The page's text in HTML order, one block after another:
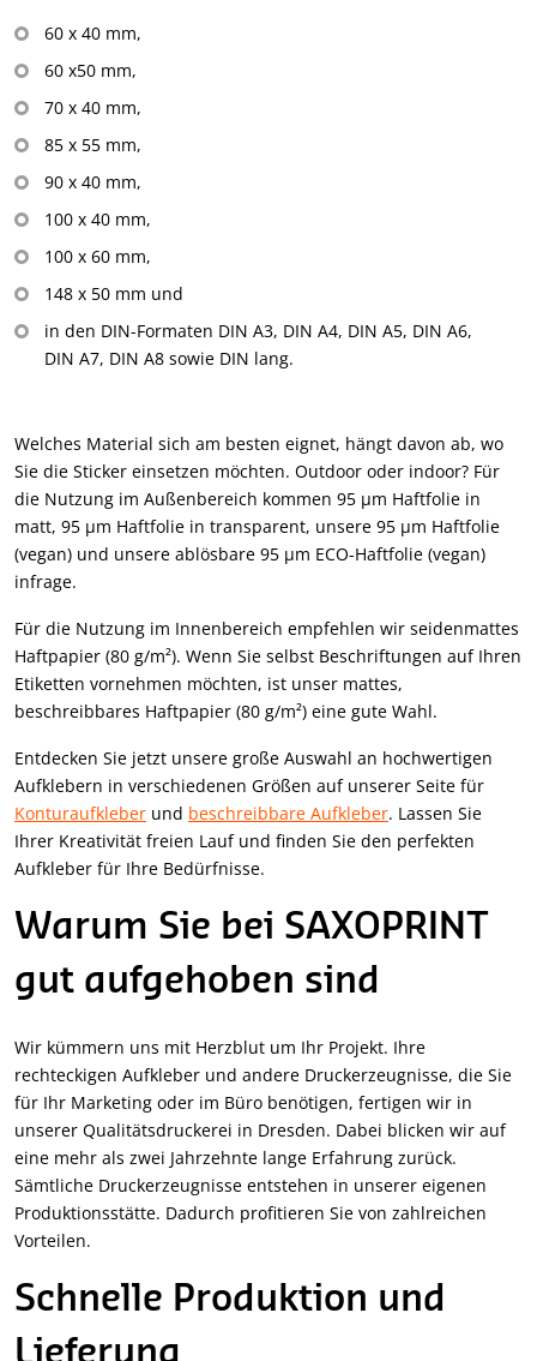
60 x 40 mm,
60 x50 mm,
70 x 40 mm,
85 x 55 mm,
90 x 40 mm,
100 x 40 mm,
100 x 60 mm,
148 x 50 mm und
in den DIN-Formaten DIN A3, DIN A4, DIN A5, DIN A6,
DIN A7, DIN A8 sowie DIN lang.
Welches Material sich am besten eignet, hängt davon ab, wo
Sie die Sticker einsetzen möchten. Outdoor oder indoor? Für
die Nutzung im Außenbereich kommen 95 µm Haftfolie in
matt, 95 µm Haftfolie in transparent, unsere 95 µm Haftfolie
(vegan) und unsere ablösbare 95 µm ECO-Haftfolie (vegan)
infrage.
Für die Nutzung im Innenbereich empfehlen wir seidenmattes
Haftpapier (80 g/m²). Wenn Sie selbst Beschriftungen auf Ihren
Etiketten vornehmen möchten, ist unser mattes,
beschreibbares Haftpapier (80 g/m²) eine gute Wahl.
Entdecken Sie jetzt unsere große Auswahl an hochwertigen
Aufklebern in verschiedenen Größen auf unserer Seite für
Konturaufkleber und beschreibbare Aufkleber. Lassen Sie
Ihrer Kreativität freien Lauf und finden Sie den perfekten
Aufkleber für Ihre Bedürfnisse.
Warum Sie bei SAXOPRINT
gut aufgehoben sind
Wir kümmern uns mit Herzblut um Ihr Projekt. Ihre
rechteckigen Aufkleber und andere Druckerzeugnisse, die Sie
für Ihr Marketing oder im Büro benötigen, fertigen wir in
unserer Qualitätsdruckerei in Dresden. Dabei blicken wir auf
eine mehr als zwei Jahrzehnte lange Erfahrung zurück.
Sämtliche Druckerzeugnisse entstehen in unserer eigenen
Produktionsstätte. Dadurch profitieren Sie von zahlreichen
Vorteilen.
Schnelle Produktion und